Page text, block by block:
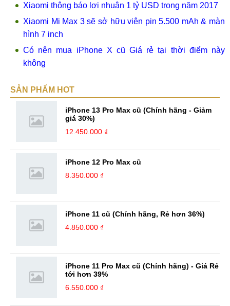
Xiaomi thông báo lợi nhuận 1 tỷ USD trong năm 2017
Xiaomi Mi Max 3 sẽ sở hữu viên pin 5.500 mAh & màn
hình 7 inch
Có nên mua iPhone X cũ Giá rẻ tại thời điểm này
không
SẢN PHẨM HOT
iPhone 13 Pro Max cũ (Chính hãng - Giảm
giá 30%)
12.450.000 ₫
iPhone 12 Pro Max cũ
8.350.000 ₫
iPhone 11 cũ (Chính hãng, Rẻ hơn 36%)
4.850.000 ₫
iPhone 11 Pro Max cũ (Chính hãng) - Giá Rẻ
tới hơn 39%
6.550.000 ₫